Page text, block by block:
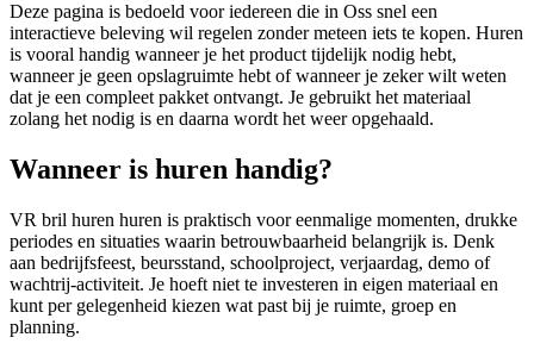
Deze pagina is bedoeld voor iedereen die in Oss snel een
interactieve beleving wil regelen zonder meteen iets te kopen. Huren
is vooral handig wanneer je het product tijdelijk nodig hebt,
wanneer je geen opslagruimte hebt of wanneer je zeker wilt weten
dat je een compleet pakket ontvangt. Je gebruikt het materiaal
zolang het nodig is en daarna wordt het weer opgehaald.
Wanneer is huren handig?
VR bril huren huren is praktisch voor eenmalige momenten, drukke
periodes en situaties waarin betrouwbaarheid belangrijk is. Denk
aan bedrijfsfeest, beursstand, schoolproject, verjaardag, demo of
wachtrij-activiteit. Je hoeft niet te investeren in eigen materiaal en
kunt per gelegenheid kiezen wat past bij je ruimte, groep en
planning.